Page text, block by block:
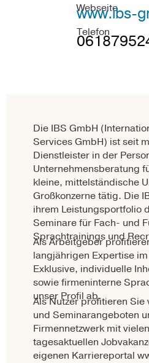
Webseite
www.ibs-
Telefon
Die IBS GmbH
Services GmbH) ist seit
Dienstleister in der
Unternehmensberatung
kleine, mittelständische
Großkonzerne tätig. Die
ihrem Leistungsportfolio
Seminare für Fach- und
Sprachtrainings und
Als Arbeitgeber
langjährigen Expertise
Exklusive, individuelle
sowie firmeninterne
unser Profil ab.
Als Nutzer profitieren
und Seminarangeboten
Firmennetzwerk mit
tagesaktuellen
eigenen Karriereportal